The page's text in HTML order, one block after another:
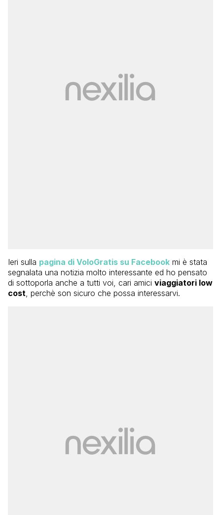
Ieri sulla pagina di VoloGratis su Facebook mi è stata
segnalata una notizia molto interessante ed ho pensato
di sottoporla anche a tutti voi, cari amici viaggiatori low
cost, perchè son sicuro che possa interessarvi.